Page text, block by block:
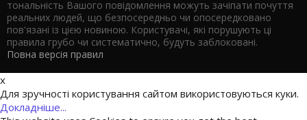
тональність Вашого повідомлення можуть зачіпати почуття
реальних людей, що безпосередньо чи опосередковано
пов'язані із цією новиною. Користувачі, які порушують ці
правила грубо чи систематично, будуть заблоковані.
Повна версія правил
x
Для зручності користування сайтом використовуються куки.
Докладніше...